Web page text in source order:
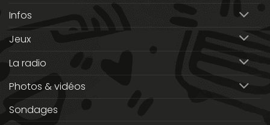
Infos
Jeux
La radio
Photos & vidéos
Sondages